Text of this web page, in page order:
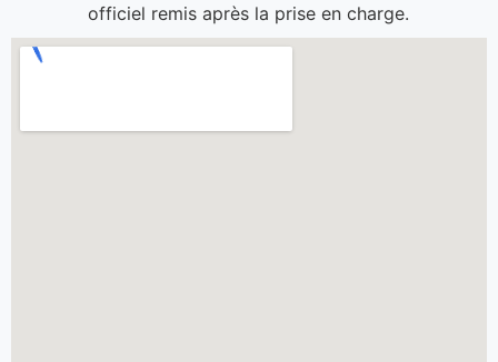
officiel remis après la prise en charge.